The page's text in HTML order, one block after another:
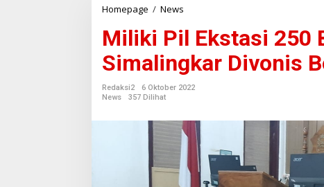
Homepage / News
l
i
k
i
P
E
k
s
a
Miliki Pil Ekstasi 250
Simalingkar Divonis
Redaksi2
6 Oktober 2022
News
357 Dilihat